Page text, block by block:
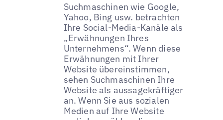
Suchmaschinen wie Google,
Yahoo, Bing usw. betrachten
Ihre Social-Media-Kanäle als
„Erwähnungen Ihres
Unternehmens“. Wenn diese
Erwähnungen mit Ihrer
Website übereinstimmen,
sehen Suchmaschinen Ihre
Website als aussagekräftiger
an. Wenn Sie aus sozialen
Medien auf Ihre Website